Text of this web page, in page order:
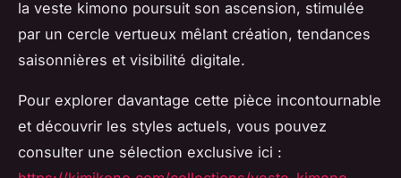
la veste kimono poursuit son ascension, stimulée
par un cercle vertueux mêlant création, tendances
saisonnières et visibilité digitale.
Pour explorer davantage cette pièce incontournable
et découvrir les styles actuels, vous pouvez
consulter une sélection exclusive ici :